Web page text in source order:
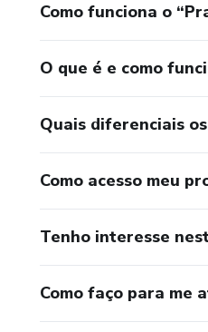
Como funciona o
O que é e como
Quais diferenciais
Como acesso meu
Tenho interesse
Como faço para me